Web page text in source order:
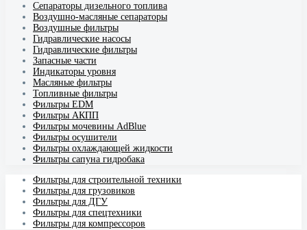
Cепараторы дизельного топлива
Воздушно-масляные сепараторы
Воздушные фильтры
Гидравлические насосы
Гидравлические фильтры
Запасные части
Индикаторы уровня
Масляные фильтры
Топливные фильтры
Фильтры EDM
Фильтры АКПП
Фильтры мочевины AdBlue
Фильтры осушители
Фильтры охлаждающей жидкости
Фильтры сапуна гидробака
Фильтры для строительной техники
Фильтры для грузовиков
Фильтры для ДГУ
Фильтры для спецтехники
Фильтры для компрессоров